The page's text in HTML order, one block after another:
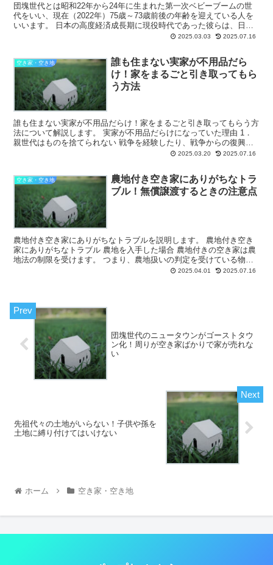
団塊世代とは昭和22年から24年に生まれた第一次ベビーブームの世
代をいい、現在（2022年）75歳～73歳前後の年齢を迎えている人を
いいます。 日本の高度経済成長期に現役時代であった彼らは、日本
経済を支える働き手として地方から大都市に...2025.03.03 2025.07.16
空き家・空き地
誰も住まない実家が不用品だら
け！家をまるごと引き取ってもら
う方法
誰も住まない実家が不用品だらけ！家をまるごと引き取ってもらう方
法について解説します。 実家が不用品だらけになっていた理由 1．
親世代はものを捨てられない 戦争を経験したり、戦争からの復興の
時期を過ごした親世代は、物が手に入りにくい...2025.03.20 2025.07.16
空き家・空き地
農地付き空き家にありがちなトラ
ブル！無償譲渡するときの注意点
農地付き空き家にありがちなトラブルを説明します。 農地付き空き
家にありがちなトラブル 農地を入手した場合 農地付きの空き家は農
地法の制限を受けます。 つまり、農地扱いの判定を受けている物件
については農地法の制限があるので、農地以...2025.04.01 2025.07.16
団塊世代のニュータウンがゴーストタウ
ン化！周りが空き家ばかりで家が売れな
い
先祖代々の土地がいらない！子供や孫を
土地に縛り付けてはいけない
ホーム 空き家・空き地